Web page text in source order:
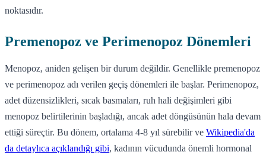
noktasıdır.
Premenopoz ve Perimenopoz Dönemleri
Menopoz, aniden gelişen bir durum değildir. Genellikle premenopoz
ve perimenopoz adı verilen geçiş dönemleri ile başlar. Perimenopoz,
adet düzensizlikleri, sıcak basmaları, ruh hali değişimleri gibi
menopoz belirtilerinin başladığı, ancak adet döngüsünün hala devam
ettiği süreçtir. Bu dönem, ortalama 4-8 yıl sürebilir ve Wikipedia'da
da detaylıca açıklandığı gibi, kadının vücudunda önemli hormonal